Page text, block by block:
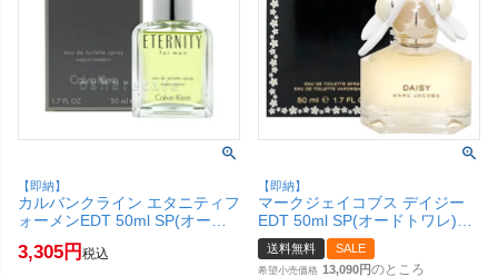
【即納】
カルバンクライン エタニティフ
ォーメンEDT 50ml SP(オード
トワレ)【香水】【SBT】
(6006060)
3,305 税込
【即納】
マークジェイコブス デイジー
EDT 50ml SP(オードトワレ)
【香水】【宅配便送料無料】
(6005729)
送料無料 SALE
希望小売価格 13,090 のところ